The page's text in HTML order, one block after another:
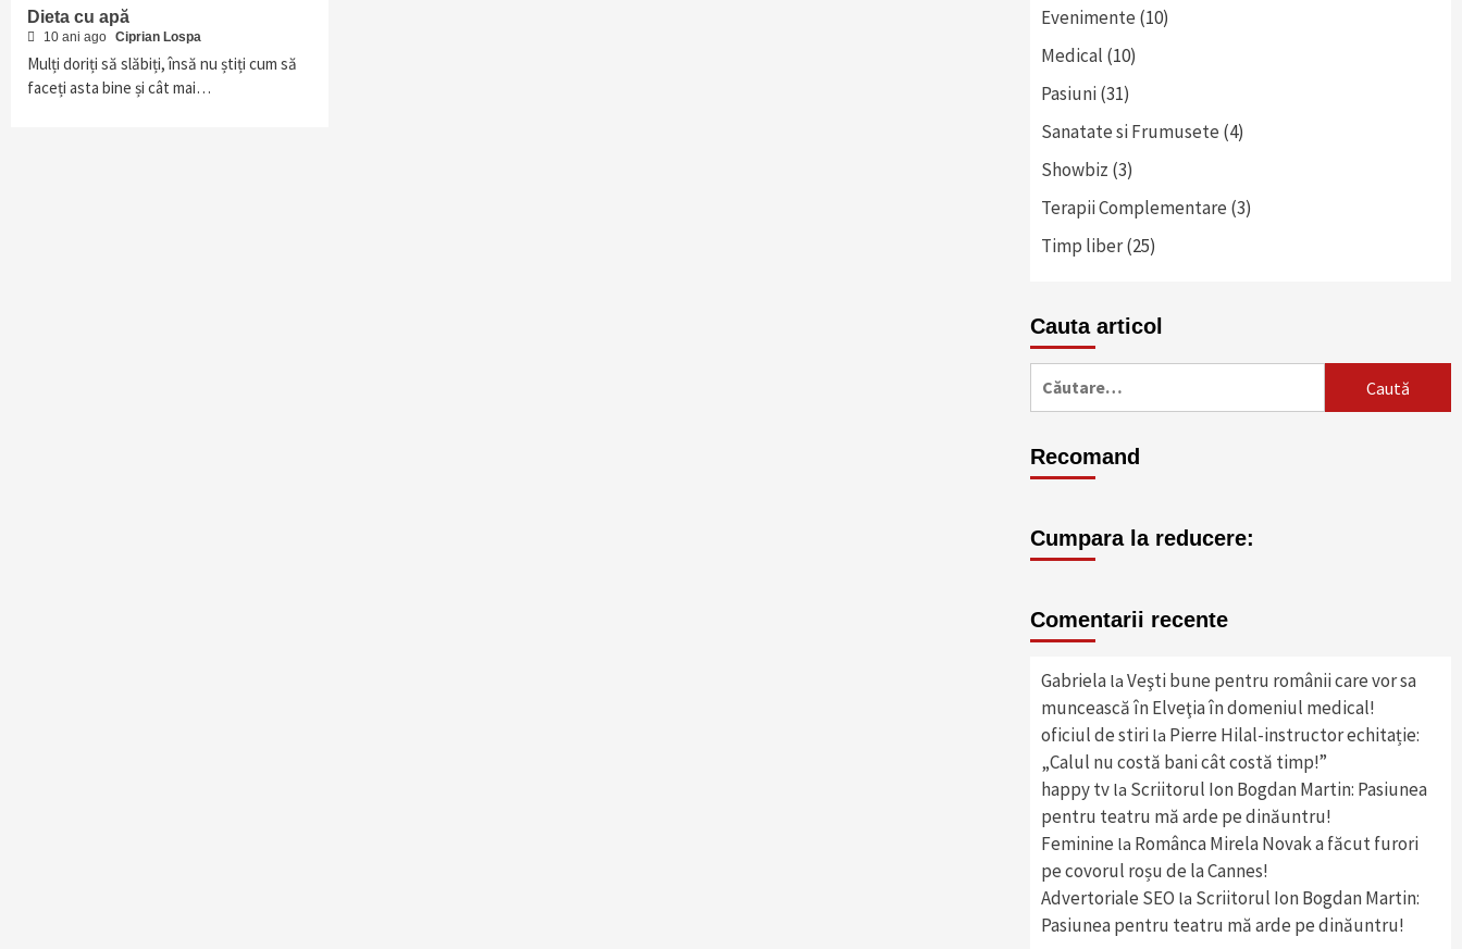
Dieta cu apă
10 ani ago Ciprian Lospa
Mulți doriți să slăbiți, însă nu știți cum să
faceți asta bine și cât mai…
Evenimente (10)
Medical (10)
Pasiuni(31)
Sanatate si Frumusete (4)
Showbiz (3)
Terapii Complementare (3)
Timp liber(25)
Cauta articol
Caută
Recomand
Cumpara la reducere:
Comentarii recente
Gabrielala Veşti bune pentru românii care vor sa
muncească în Elveţia în domeniul medical!
oficiul de stirila Pierre Hilal-instructor echitație:
„Calul nu costă bani cât costă timp!”
happy tvla Scriitorul Ion Bogdan Martin: Pasiunea
pentru teatru mă arde pe dinăuntru!
Feminine la Românca Mirela Novak a făcut furori
pe covorul roșu de la Cannes!
Advertoriale SEO la Scriitorul Ion Bogdan Martin:
Pasiunea pentru teatru mă arde pe dinăuntru!